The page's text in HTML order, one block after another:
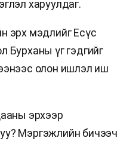
харуулдаг.
эрх мэдлийг Есүс
Бурханы үг гэдгийг
олон ишлэл иш
эрхээр
Мэргэжлийн бичээч